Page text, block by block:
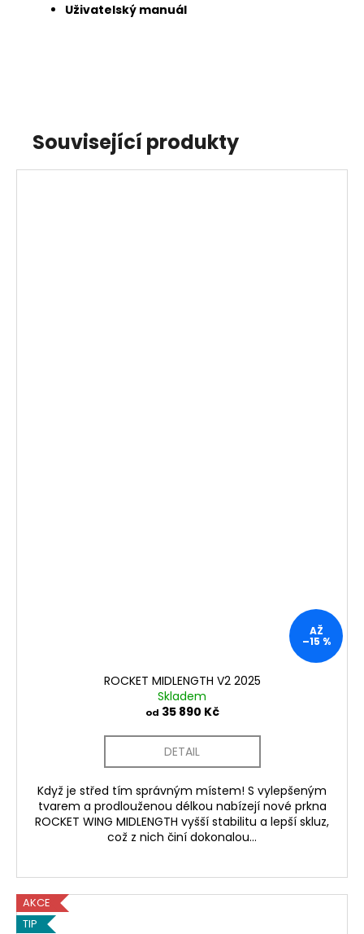
Uživatelský manuál
Související produkty
AŽ
–15 %
ROCKET MIDLENGTH V2 2025
Skladem
od 35 890 Kč
DETAIL
Když je střed tím správným místem! S vylepšeným
tvarem a prodlouženou délkou nabízejí nové prkna
ROCKET WING MIDLENGTH vyšší stabilitu a lepší skluz,
což z nich činí dokonalou...
AKCE
TIP